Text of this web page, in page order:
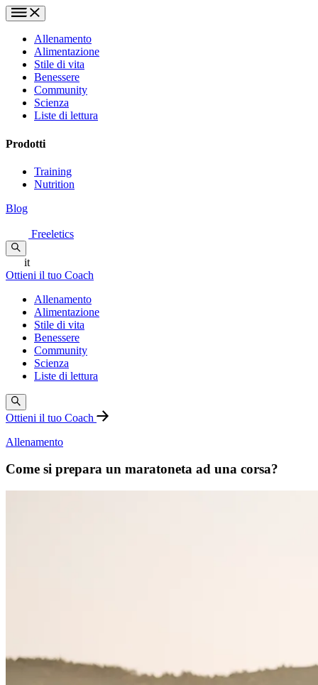
Allenamento
Alimentazione
Stile di vita
Benessere
Community
Scienza
Liste di lettura
Prodotti
Training
Nutrition
Blog
Freeletics
it
Ottieni il tuo Coach
Allenamento
Alimentazione
Stile di vita
Benessere
Community
Scienza
Liste di lettura
Ottieni il tuo Coach
Allenamento
Come si prepara un maratoneta ad una corsa?